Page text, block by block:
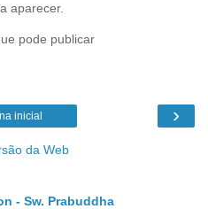
aparecer.
pode publicar
›
inicial
da Web
- Sw. Prabuddha